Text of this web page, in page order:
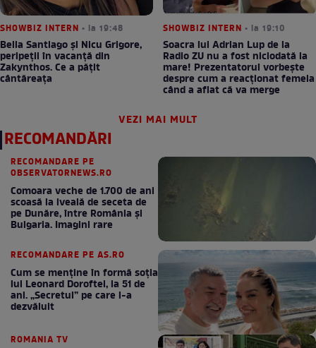
SHOWBIZ INTERN • la 19:48
Bella Santiago și Nicu Grigore,
peripeții în vacanță din
Zakynthos. Ce a pățit
cântăreața
SHOWBIZ INTERN • la 19:10
Soacra lui Adrian Lup de la
Radio ZU nu a fost niciodată la
mare! Prezentatorul vorbește
despre cum a reacționat femeia
când a aflat că va merge
VEZI MAI MULT
RECOMANDĂRI
RECOMANDARE PE
OBSERVATORNEWS.RO
Comoara veche de 1.700 de ani
scoasă la iveală de seceta de
pe Dunăre, între România şi
Bulgaria. Imagini rare
RECOMANDARE PE AS.RO
Cum se menţine în formă soţia
lui Leonard Doroftei, la 51 de
ani. „Secretul” pe care l-a
dezvăluit
ROMANIA TV